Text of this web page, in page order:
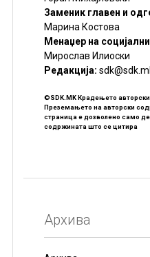
Заменик главен и
Марина Костова
Менаџер на
Мирослав Илиоски
Редакцијa:
©SDK.MK Крадењето авторски
Преземањето на авторски
страница е дозволено само
содржината што се цитира
Архива